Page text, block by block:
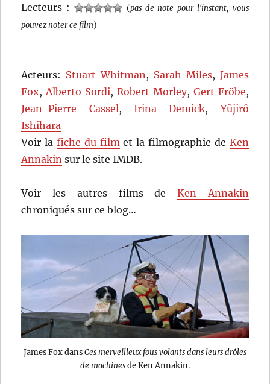
Lecteurs : (pas de note pour l'instant, vous
pouvez noter ce film)
Acteurs: Stuart Whitman , Sarah Miles, James
Fox, Alberto Sordi,Robert Morley, Gert Fröbe,
Jean-Pierre Cassel,Irina Demick,Yûjirô
Ishihara
Voir la fiche du film et la filmographie de Ken
Annakin sur le site IMDB.
Voir les autres films de Ken Annakin
chroniqués sur ce blog…
James Fox dansCes merveilleux fous volants dans leurs drôles
de machinesde Ken Annakin.